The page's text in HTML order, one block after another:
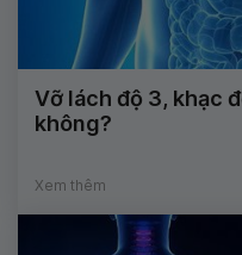
Vỡ lách độ 3, khạc
không?
Xem thêm